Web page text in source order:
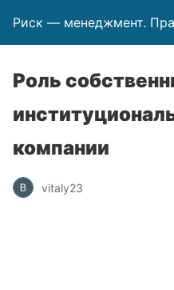
Риск — менеджмент.
Роль
компании
vitaly23